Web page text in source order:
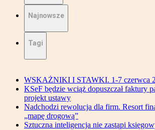
Najnowsze
Tagi
WSKAŻNIKI I STAWKI. 1-7 czerwca
KSeF będzie wciąż dopuszczał faktury
projekt ustawy
Nadchodzi rewolucja dla firm. Resort
„mapę drogową”
Sztuczna inteligencja nie zastąpi